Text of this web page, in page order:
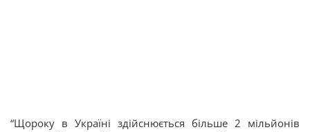
“Щороку в Україні здійснюється більше 2 мільйонів